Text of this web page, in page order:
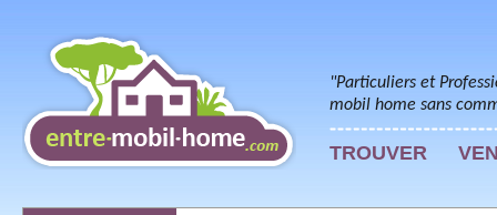
"Particuliers et
mobil home sans
TROUVER